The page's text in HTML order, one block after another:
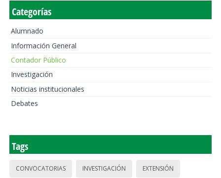
Categorías
Alumnado
Información General
Contador Público
Investigación
Noticias institucionales
Debates
Tags
CONVOCATORIAS INVESTIGACIÓN EXTENSIÓN